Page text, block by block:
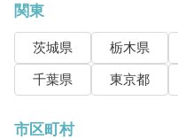
関東
茨城県 栃木県
千葉県
東京都
市区町村